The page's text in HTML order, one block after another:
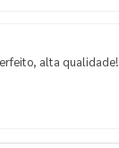
alta qualidade!